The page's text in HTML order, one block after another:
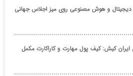
دیجیتال و هوش مصنوعی روی میز اجلاس جهانی
کیش: کیف پول مهارت و کاراکارت مکمل